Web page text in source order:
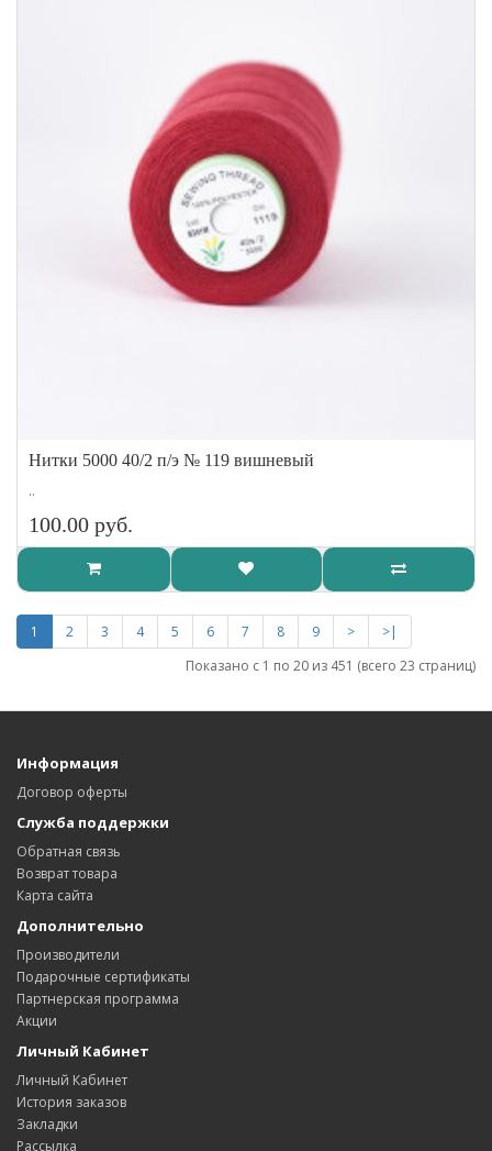
Нитки 5000 40/2 п/э № 119 вишневый
..
100.00 руб.
1 2 3 4 5 6 7 8 9 >
>|
Показано с 1 по 20 из 451 (всего 23 страниц)
Информация
Договор оферты
Служба поддержки
Обратная связь
Возврат товара
Карта сайта
Дополнительно
Производители
Подарочные сертификаты
Партнерская программа
Акции
Личный Кабинет
Личный Кабинет
История заказов
Закладки
Рассылка